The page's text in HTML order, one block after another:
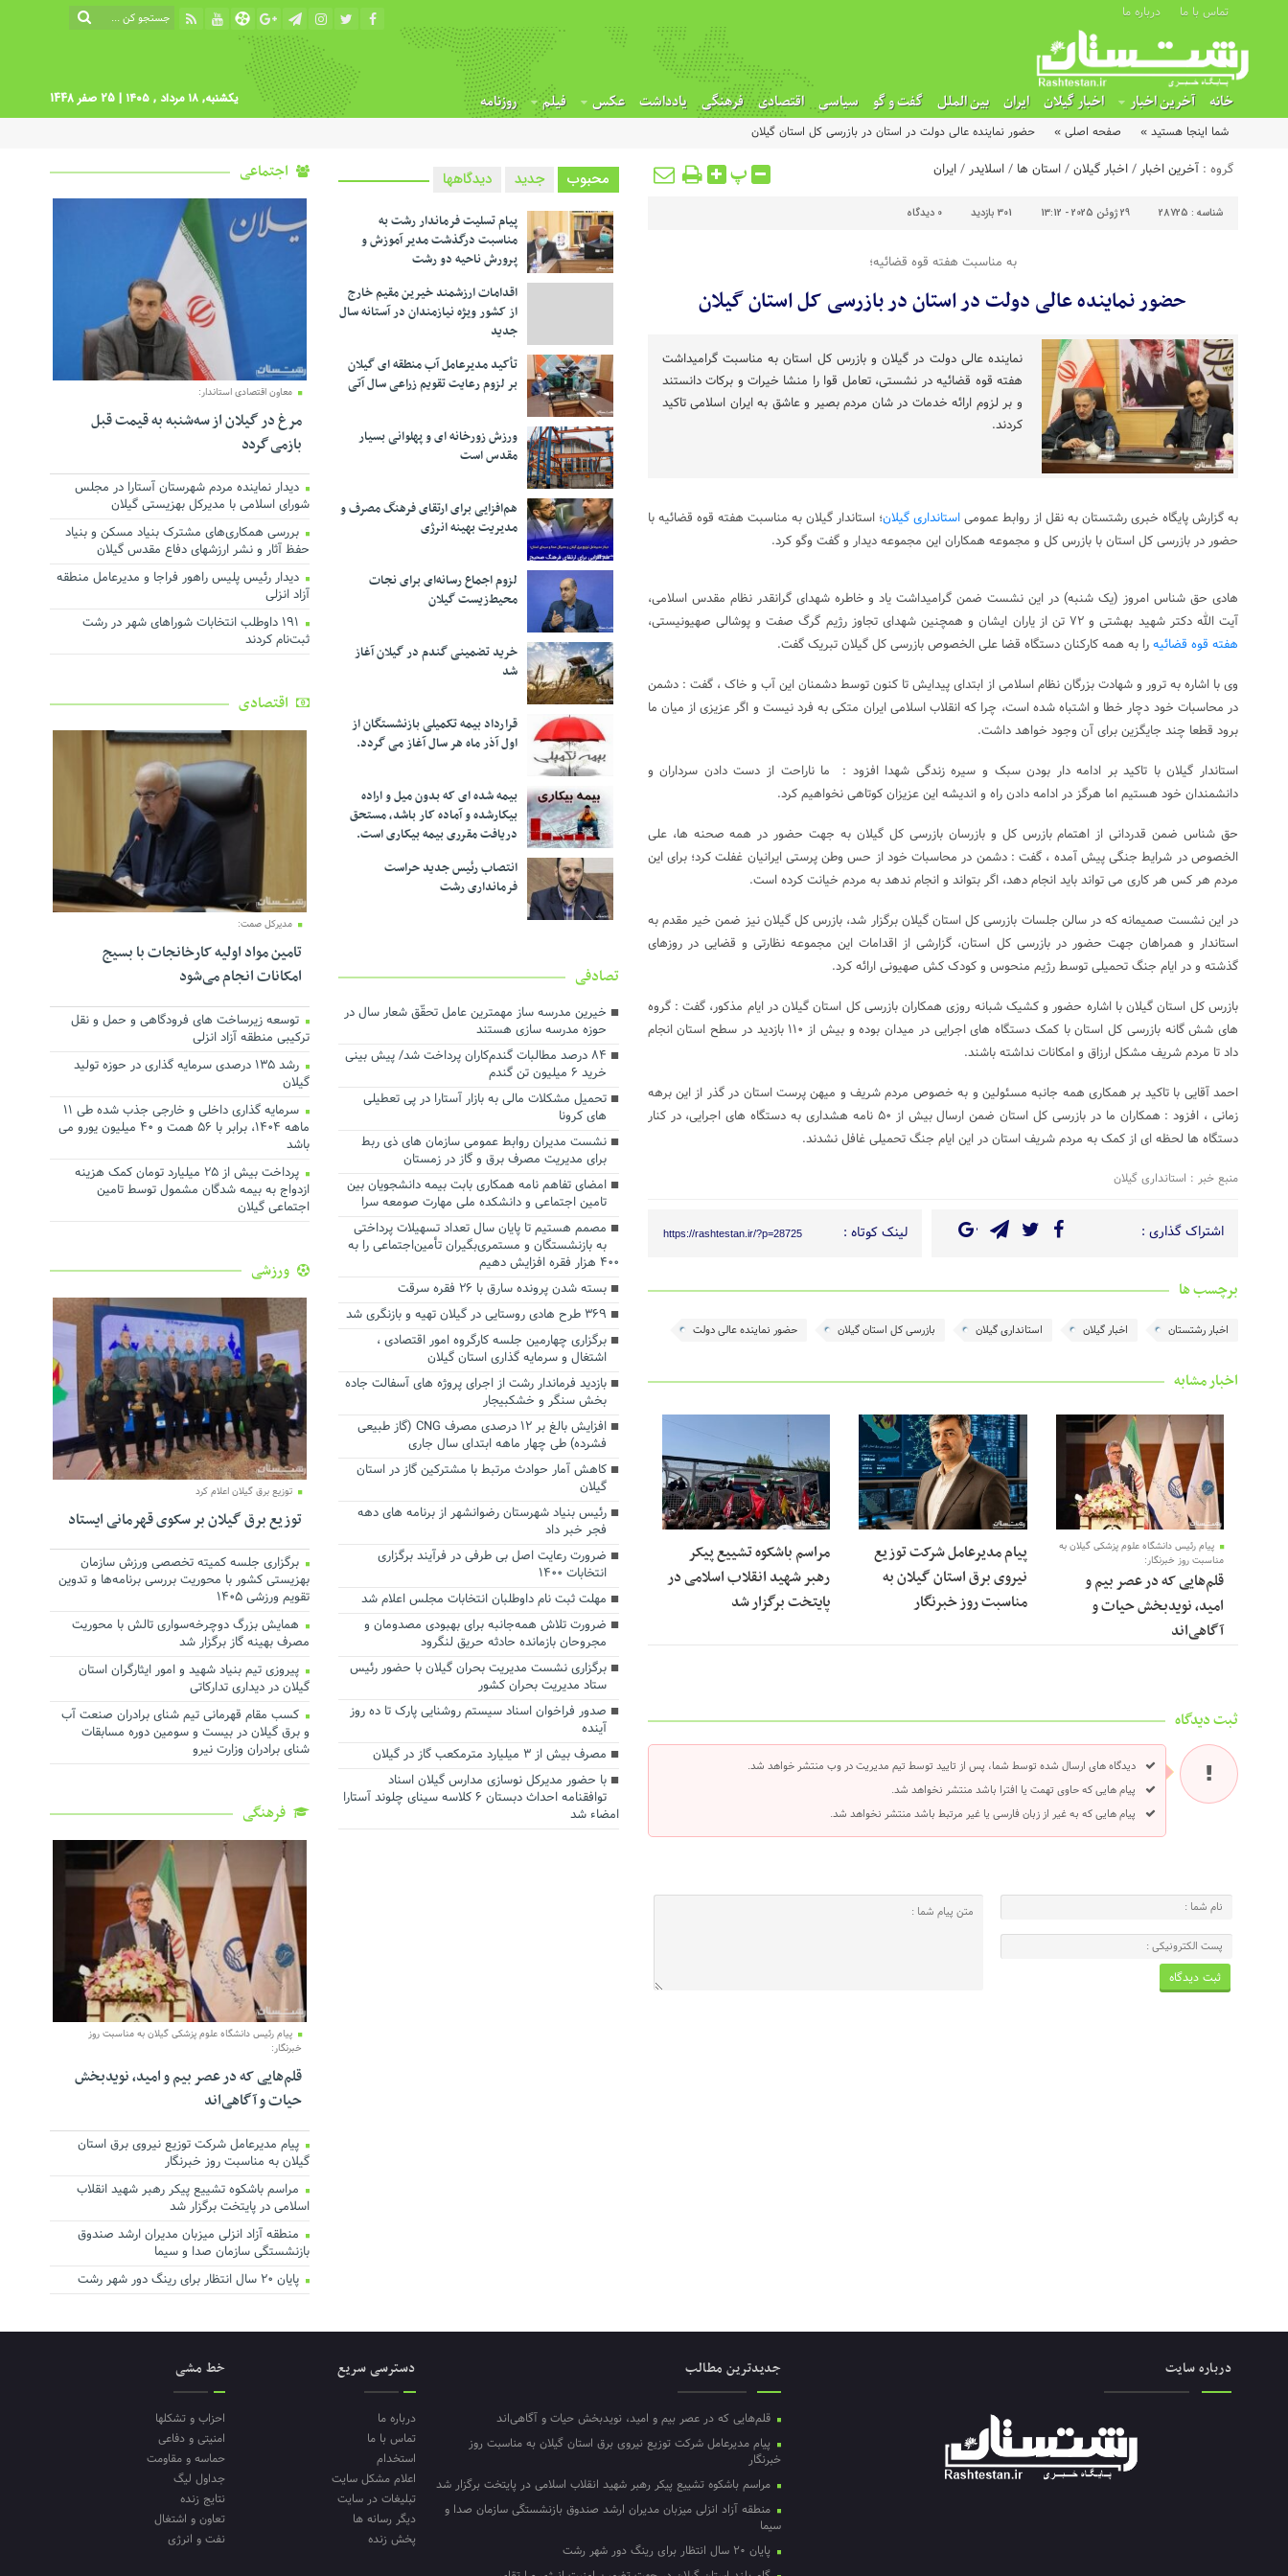
تماس با ما درباره ما
خانه آخرین اخبار اخبار گیلان ایران بین الملل گفت و گو سیاسی اقتصادی فرهنگی یادداشت عکس فیلم روزنامه یکشنبه, ۱۸ مرداد , ۱۴۰۵ | 25 صفر 1448
شما اینجا هستید » صفحه اصلی » حضور نماینده عالی دولت در استان در بازرسی کل استان گیلان
گروه : آخرین اخبار/اخبار گیلان/استان ها /اسلایدر/ایران پ
شناسه : 28725 29 ژوئن 2025 - 13:12 301 بازدید 0 دیدگاه
به مناسبت هفته قوه قضائیه؛
حضور نماینده عالی دولت در استان در بازرسی کل استان گیلان
نماینده عالی دولت در گیلان و بازرس کل استان به مناسبت گرامیداشت
هفته قوه قضائیه در نشستی، تعامل قوا را منشا خیرات و برکات دانستند
و بر لزوم ارائه خدمات در شان مردم بصیر و عاشق به ایران اسلامی تاکید
کردند.
به گزارش پایگاه خبری رشتستان به نقل از روابط عمومیاستانداری گیلان؛ استاندار گیلان به مناسبت هفته قوه قضائیه با
حضور در بازرسی کل استان با بازرس کل و مجموعه همکاران این مجموعه دیدار و گفت وگو کرد.
هادی حق شناس امروز (یک شنبه) در این نشست ضمن گرامیداشت یاد و خاطره شهدای گرانقدر نظام مقدس اسلامی،
آیت الله دکتر شهید بهشتی و ۷۲ تن از یاران ایشان و همچنین شهدای تجاوز رژیم گرگ صفت و پوشالی صهیونیستی،
هفته قوه قضائیهرا به همه کارکنان دستگاه قضا علی الخصوص بازرسی کل گیلان تبریک گفت.
وی با اشاره به ترور و شهادت بزرگان نظام اسلامی از ابتدای پیدایش تا کنون توسط دشمنان این آب و خاک ، گفت : دشمن
در محاسبات خود دچار خطا و اشتباه شده است، چرا که انقلاب اسلامی ایران متکی به فرد نیست و اگر عزیزی از میان ما
برود قطعا چند جایگزین برای آن وجود خواهد داشت.
استاندار گیلان با تاکید بر ادامه دار بودن سبک و سیره زندگی شهدا افزود : ما ناراحت از دست دادن سرداران و
دانشمندان خود هستیم اما هرگز در ادامه دادن راه و اندیشه این عزیزان کوتاهی نخواهیم کرد.
حق شناس ضمن قدردانی از اهتمام بازرس کل و بازرسان بازرسی کل گیلان به جهت حضور در همه صحنه ها، علی
الخصوص در شرایط جنگی پیش آمده ، گفت : دشمن در محاسبات خود از حس وطن پرستی ایرانیان غفلت کرد؛ برای این
مردم هر کس هر کاری می تواند باید انجام دهد، اگر بتواند و انجام ندهد به مردم خیانت کرده است.
در این نشست صمیمانه که در سالن جلسات بازرسی کل استان گیلان برگزار شد، بازرس کل گیلان نیز ضمن خیر مقدم به
استاندار و همراهان جهت حضور در بازرسی کل استان، گزارشی از اقدامات این مجموعه نظارتی و قضایی در روزهای
گذشته و در ایام جنگ تحمیلی توسط رژیم منحوس و کودک کش صهیونی ارائه کرد.
بازرس کل استان گیلان با اشاره حضور و کشیک شبانه روزی همکاران بازرسی کل استان گیلان در ایام مذکور، گفت : گروه
های شش گانه بازرسی کل استان با کمک دستگاه های اجرایی در میدان بوده و بیش از ۱۱۰ بازدید در سطح استان انجام
داد تا مردم شریف مشکل ارزاق و امکانات نداشته باشند.
احمد آقایی با تاکید بر همکاری همه جانبه مسئولین و به خصوص مردم شریف و میهن پرست استان در گذر از این برهه
زمانی ، افزود : همکاران ما در بازرسی کل استان ضمن ارسال بیش از ۵۰ نامه هشداری به دستگاه های اجرایی، در کنار
دستگاه ها لحظه ای از کمک به مردم شریف استان در این ایام جنگ تحمیلی غافل نشدند.
منبع خبر : استانداری گیلان
اشتراک گذاری : لینک کوتاه : https://rashtestan.ir/?p=28725
برچسب ها
اخبار رشتستان اخبار گیلان استانداری گیلان بازرسی کل استان گیلان حضور نماینده عالی دولت
اخبار مشابه
پیام رئیس دانشگاه علوم پزشکی گیلان به
مناسبت روز خبرنگار:
قلم‌هایی که در عصر بیم و
امید، نویدبخش حیات و
آگاهی‌اند
پیام مدیرعامل شرکت توزیع
نیروی برق استان گیلان به
مناسبت روز خبرنگار ‌
مراسم باشکوه تشییع پیکر
رهبر شهید انقلاب اسلامی در
پایتخت برگزار شد
ثبت دیدگاه
دیدگاه های ارسال شده توسط شما، پس از تایید توسط تیم مدیریت در وب منتشر خواهد شد.
پیام هایی که حاوی تهمت یا افترا باشد منتشر نخواهد شد.
پیام هایی که به غیر از زبان فارسی یا غیر مرتبط باشد منتشر نخواهد شد.
محبوب جدید دیدگاهها
پیام تسلیت فرماندار رشت به
مناسبت درگذشت مدیر آموزش و
پرورش ناحیه دو رشت
اقدامات ارزشمند خیرین مقیم خارج
از کشور ویژه نیازمندان در آستانه سال
جدید
تأکید مدیرعامل آب منطقه ای گیلان
بر لزوم رعایت تقویم زراعی‌ سال آتی
ورزش زورخانه ای و پهلوانی بسیار
مقدس است
هم‌افزایی برای ارتقای فرهنگ مصرف و
مدیریت بهینه انرژی
لزوم اجماع رسانه‌ای برای نجات
محیط‌زیست گیلان
خرید تضمینی گندم در گیلان آغاز
شد
قرارداد بیمه تکمیلی بازنشستگان از
اول آذر ماه هر سال آغاز می گردد.
بیمه شده ای که بدون میل و اراده
بیکارشده و آماده کار باشد، مستحق
دریافت مقرری بیمه بیکاری است.
انتصاب رئیس جدید حراست
فرمانداری رشت
تصادفی
خیرین مدرسه ساز مهمترین عامل تحقّق شعار سال در
حوزه مدرسه سازی هستند
۸۴ درصد مطالبات گندم‌کاران‌ پرداخت شد/ پیش بینی
خرید ۶ میلیون تن گندم
تحمیل مشکلات مالی به بازار آستارا در پی تعطیلی
های کرونا
نشست مدیران روابط عمومی سازمان های ذی ربط
برای مدیریت مصرف برق و گاز در زمستان
امضای تفاهم نامه همکاری بابت بیمه دانشجویان بین
تامین اجتماعی و دانشکده ملی مهارت صومعه سرا
مصمم هستیم تا پایان سال تعداد تسهیلات پرداختی
به بازنشستگان و مستمری‌بگیران تأمین‌اجتماعی را به
۴۰۰ هزار فقره افزایش دهیم
بسته شدن پرونده سارق با ۲۶ فقره سرقت
۳۶۹ طرح هادی روستایی در گیلان تهیه و بازنگری شد
برگزاری چهارمین جلسه کارگروه امور اقتصادی ،
اشتغال و سرمایه گذاری استان گیلان
بازدید فرماندار رشت از اجرای پروژه های آسفالت جاده
بخش سنگر و خشکبیجار
افزایش بالغ بر ۱۲ درصدی مصرف CNG (گاز طبیعی
فشرده) طی چهار ماهه ابتدای سال جاری
کاهش آمار حوادث مرتبط با مشترکین گاز در استان
گیلان
رئیس بنیاد شهرستان رضوانشهر از برنامه های دهه
فجر خبر داد
ضرورت رعایت اصل بی طرفی در فرآیند برگزاری
انتخابات ۱۴۰۰
مهلت ثبت نام داوطلبان انتخابات مجلس اعلام شد
ضرورت تلاش همه‌جانبه برای بهبودی مصدومان و
مجروحان بازمانده حادثه حریق لنگرود
برگزاری نشست مدیریت بحران گیلان با حضور رئیس
ستاد مدیریت بحران کشور
صدور فراخوان اسناد سیستم روشنایی پارک تا ده روز
آینده
مصرف بیش از ۳ میلیارد مترمکعب گاز در گیلان
با حضور مدیرکل نوسازی مدارس گیلان اسناد
توافقنامه احداث دبستان ۶ کلاسه سینای چلوند آستارا
امضاء شد
اجتماعی
معاون اقتصادی استاندار:
مرغ در گیلان از سه‌شنبه به قیمت قبل
بازمی گردد
دیدار نماینده مردم شهرستان آستارا در مجلس
شورای اسلامی با مدیرکل بهزیستی گیلان
بررسی همکاری‌های مشترک بنیاد مسکن و بنیاد
حفظ آثار و نشر ارزشهای دفاع مقدس گیلان
دیدار رئیس پلیس راهور فراجا و مدیرعامل منطقه
آزاد انزلی
۱۹۱ داوطلب انتخابات شوراهای شهر در رشت
ثبت‌نام کردند
اقتصادی
مدیرکل صمت:
تامین مواد اولیه کارخانجات با بسیج
امکانات انجام می‌شود
توسعه زیرساخت های فرودگاهی و حمل و نقل
ترکیبی منطقه آزاد انزلی
رشد ۱۳۵ درصدی سرمایه گذاری در حوزه تولید
گیلان
سرمایه گذاری داخلی و خارجی جذب شده طی ۱۱
ماهه ۱۴۰۴، برابر با ۵۶ همت و ۴۰ میلیون یورو می
باشد
پرداخت بیش از ۲۵ میلیارد تومان کمک هزینه
ازدواج به بیمه شدگان مشمول توسط تامین
اجتماعی گیلان
ورزشی
توزیع برق گیلان اعلام کرد
توزیع برق گیلان بر سکوی قهرمانی ایستاد
برگزاری جلسه کمیته تخصصی ورزش سازمان
بهزیستی کشور با محوریت بررسی برنامه‌ها و تدوین
تقویم ورزشی ۱۴۰۵
همایش بزرگ دوچرخه‌سواری تالش با محوریت
مصرف بهینه گاز برگزار شد
پیروزی تیم بنیاد شهید و امور ایثارگران استان
گیلان در دیداری تدارکاتی
کسب مقام قهرمانی تیم شنای برادران صنعت آب
و برق گیلان در بیست و سومین دوره مسابقات
شنای برادران وزارت نیرو
فرهنگی
پیام رئیس دانشگاه علوم پزشکی گیلان به مناسبت روز
خبرنگار:
قلم‌هایی که در عصر بیم و امید، نویدبخش
حیات و آگاهی‌اند
پیام مدیرعامل شرکت توزیع نیروی برق استان
گیلان به مناسبت روز خبرنگار ‌
مراسم باشکوه تشییع پیکر رهبر شهید انقلاب
اسلامی در پایتخت برگزار شد
منطقه آزاد انزلی میزبان مدیران ارشد صندوق
بازنشستگی سازمان صدا و سیما
پایان ۲۰ سال انتظار برای رینگ دور شهر رشت
درباره سایت جدیدترین مطالب
قلم‌هایی که در عصر بیم و امید، نویدبخش حیات و آگاهی‌اند
پیام مدیرعامل شرکت توزیع نیروی برق استان گیلان به مناسبت روز
خبرنگار ‌
مراسم باشکوه تشییع پیکر رهبر شهید انقلاب اسلامی در پایتخت برگزار شد
منطقه آزاد انزلی میزبان مدیران ارشد صندوق بازنشستگی سازمان صدا و
سیما
پایان ۲۰ سال انتظار برای رینگ دور شهر رشت
دسترسی سریع
درباره ما
تماس با ما
استخدام
اعلام مشکل سایت
تبلیغات در سایت
دیگر رسانه ها
پخش زنده
خط مشی
احزاب و تشکلها
امنیتی و دفاعی
حماسه و مقاومت
جداول لیگ
نتایج زنده
تعاون و اشتغال
نفت و انرژی